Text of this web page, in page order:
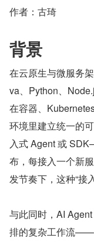
作者：古琦
背景
在云原生与微服务
va、Python、
在容器、
环境里建立统一的
入式 Agent 或
布，每接入一个新
发节奏下，这种“接
与此同时，AI
排的复杂工作流——